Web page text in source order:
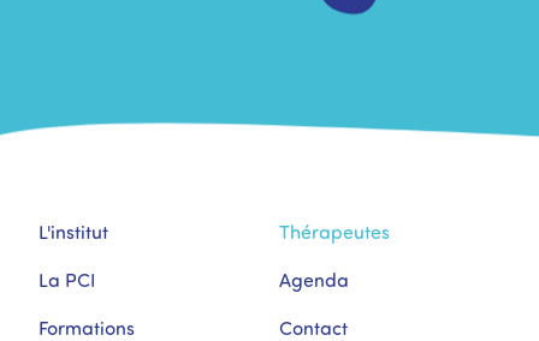
L'institut
La PCI
Formations
Thérapeutes
Agenda
Contact